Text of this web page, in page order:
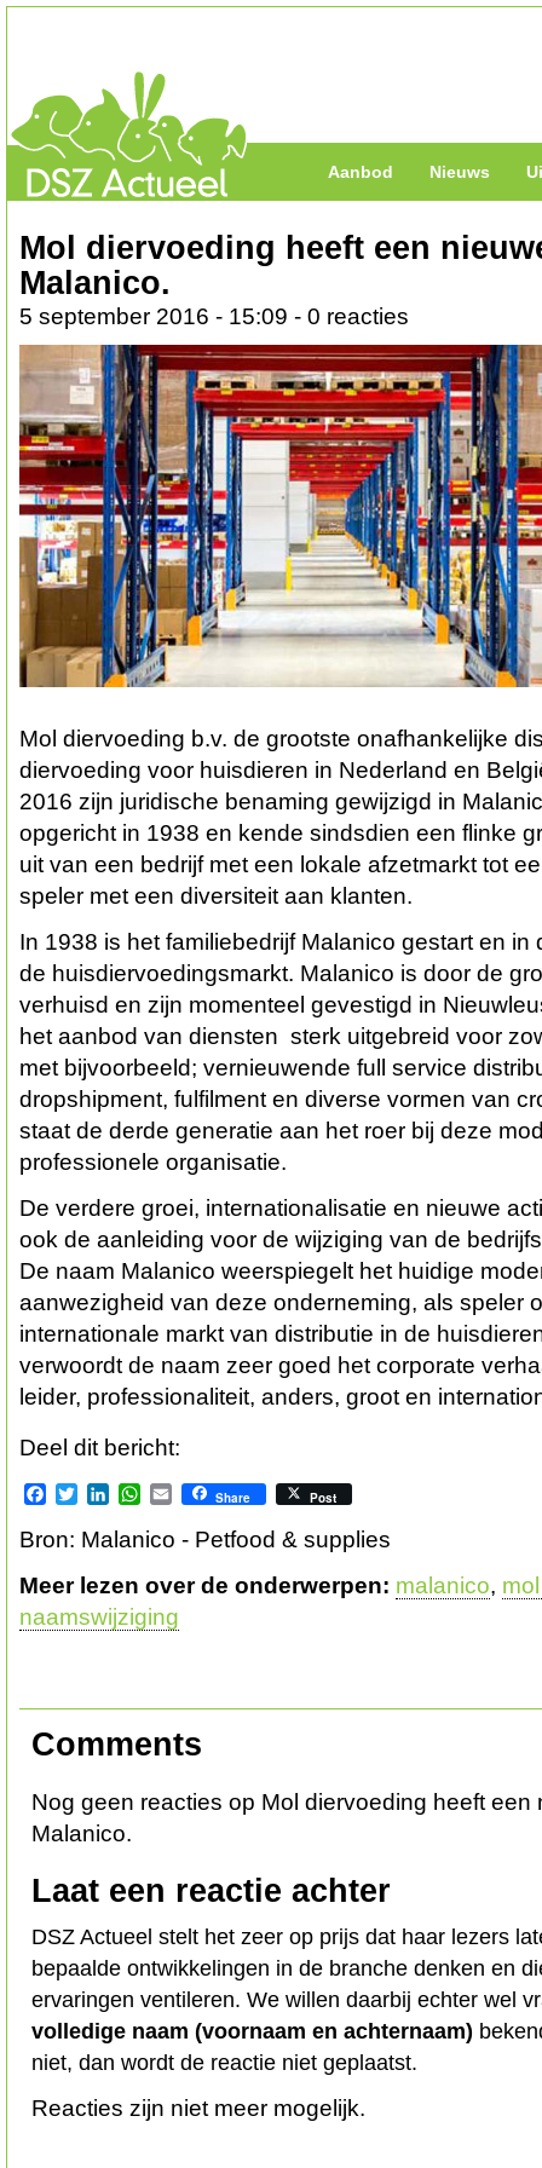
Aanbod Nieuws
Mol diervoeding heeft een
Malanico.
5 september 2016 - 15:09 - 0 reacties
Mol diervoeding b.v. de grootste onafhankelijke
diervoeding voor huisdieren in Nederland en
2016 zijn juridische benaming gewijzigd in
opgericht in 1938 en kende sindsdien een flinke
uit van een bedrijf met een lokale afzetmarkt tot
speler met een diversiteit aan klanten.
In 1938 is het familiebedrijf Malanico gestart en in
de huisdiervoedingsmarkt. Malanico is door de
verhuisd en zijn momenteel gevestigd in
het aanbod van diensten sterk uitgebreid voor
met bijvoorbeeld; vernieuwende full service
dropshipment, fulfilment en diverse vormen van
staat de derde generatie aan het roer bij deze
professionele organisatie.
De verdere groei, internationalisatie en nieuwe
ook de aanleiding voor de wijziging van de
De naam Malanico weerspiegelt het huidige
aanwezigheid van deze onderneming, als speler
internationale markt van distributie in de
verwoordt de naam zeer goed het corporate
leider, professionaliteit, anders, groot en
Deel dit bericht:
Facebook
TwitterLinkedInWhatsApp
EmailShare Post
Bron: Malanico - Petfood & supplies
Meer lezen over de onderwerpen: malanico,
naamswijziging
Comments
Nog geen reacties op Mol diervoeding heeft een
Malanico.
Laat een reactie achter
DSZ Actueel stelt het zeer op prijs dat haar lezers
bepaalde ontwikkelingen in de branche denken en
ervaringen ventileren. We willen daarbij echter wel
volledige naam (voornaam en achternaam)
niet, dan wordt de reactie niet geplaatst.
Reacties zijn niet meer mogelijk.